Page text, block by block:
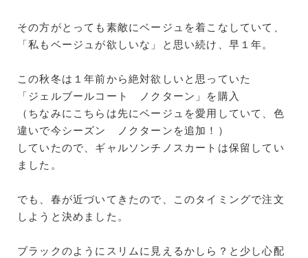
その方がとっても素敵にベージュを着こなしていて、
「私もベージュが欲しいな」と思い続け、早１年。
この秋冬は１年前から絶対欲しいと思っていた
「ジェルブールコート ノクターン」を購入
（ちなみにこちらは先にベージュを愛用していて、色
違いで今シーズン ノクターンを追加！）
していたので、ギャルソンチノスカートは保留してい
ました。
でも、春が近づいてきたので、このタイミングで注文
しようと決めました。
ブラックのようにスリムに見えるかしら？と少し心配